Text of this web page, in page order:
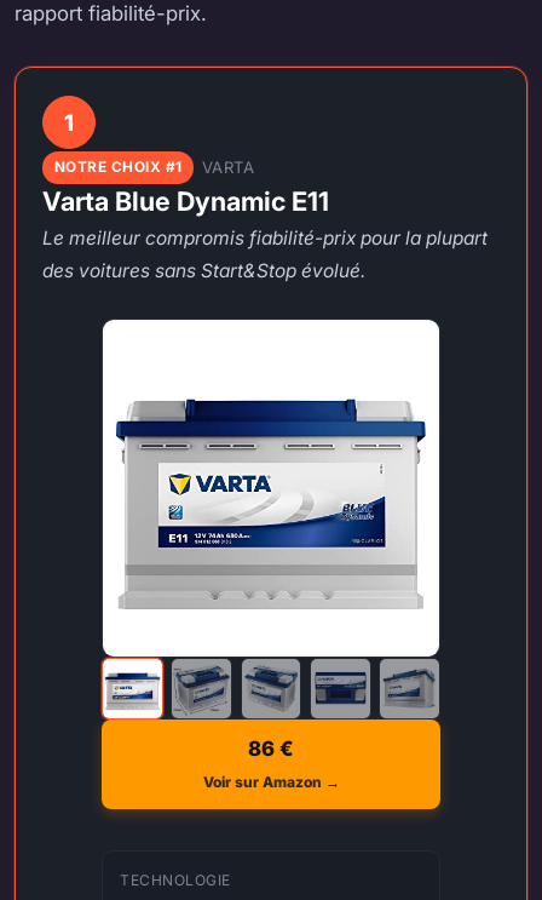
rapport fiabilité-prix.
1
NOTRE CHOIX #1 VARTA
Varta Blue Dynamic E11
Le meilleur compromis fiabilité-prix pour la plupart
des voitures sans Start&Stop évolué.
86 €
Voir sur Amazon →
TECHNOLOGIE